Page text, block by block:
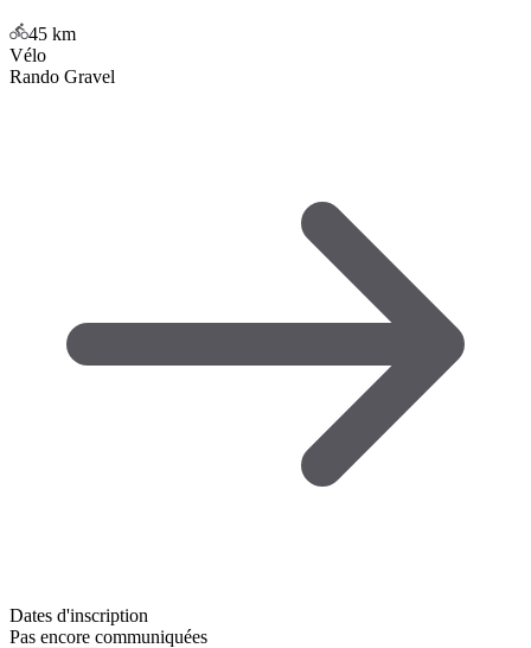
45 km
Vélo
Rando Gravel
Dates d'inscription
Pas encore communiquées